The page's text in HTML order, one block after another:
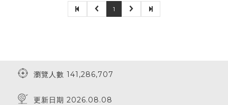
1
瀏覽人數 141,286,707
更新日期 2026.08.08